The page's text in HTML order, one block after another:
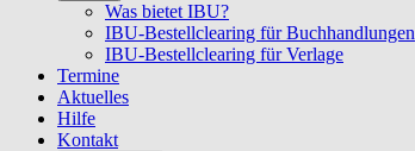
Was bietet IBU?
IBU-Bestellclearing für Buchhandlungen
IBU-Bestellclearing für Verlage
Termine
Aktuelles
Hilfe
Kontakt